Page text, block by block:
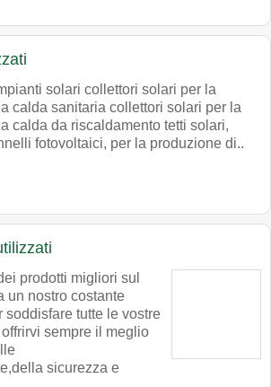
solari collettori solari per la
calda sanitaria collettori solari per la
calda da riscaldamento tetti solari,
fotovoltaici, per la produzione di..
prodotti migliori sul
un nostro costante
soddisfare tutte le vostre
sempre il meglio
sicurezza e